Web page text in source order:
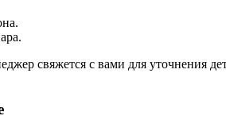
свяжется с вами для уточнения